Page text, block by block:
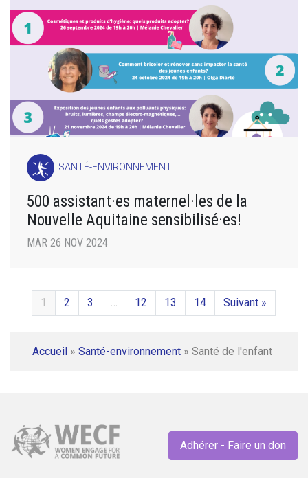
SANTÉ-ENVIRONNEMENT
500 assistant·es maternel·les de la
Nouvelle Aquitaine sensibilisé·es!
MAR 26 NOV 2024
1 2 3 … 12 13 14 Suivant »
Accueil » Santé-environnement » Santé de l'enfant
Adhérer - Faire un don